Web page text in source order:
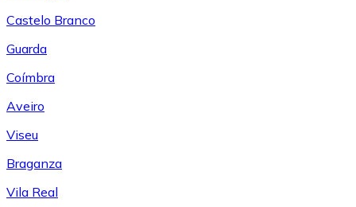
Castelo Branco
Guarda
Coímbra
Aveiro
Viseu
Braganza
Vila Real